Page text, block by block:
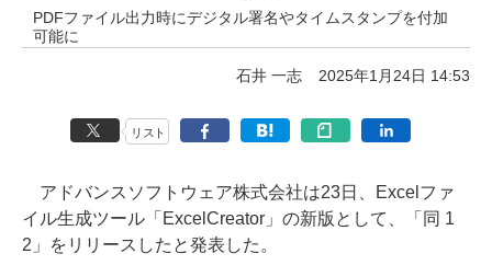
PDFファイル出力時にデジタル署名やタイムスタンプを付加
可能に
石井 一志 2025年1月24日 14:53
リスト
アドバンスソフトウェア株式会社は23日、Excelファ
イル生成ツール「ExcelCreator」の新版として、「同 1
2」をリリースしたと発表した。